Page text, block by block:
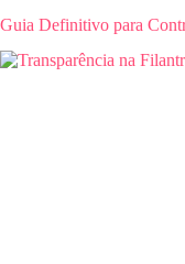
Guia Definitivo para